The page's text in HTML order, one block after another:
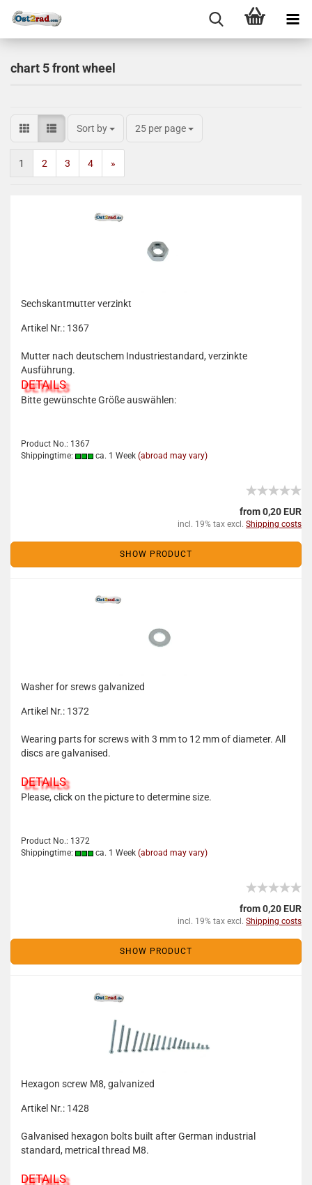
chart 5 front wheel
Sort by 25 per page
1 2 3 4 »
Sechskantmutter verzinkt
Artikel Nr.: 1367
Mutter nach deutschem Industriestandard, verzinkte
Ausführung.
DETAILS
Bitte gewünschte Größe auswählen:
Product No.: 1367
Shippingtime:
ca. 1 Week (abroad may vary)
from 0,20 EUR
incl. 19% tax excl. Shipping costs
SHOW PRODUCT
Washer for srews galvanized
Artikel Nr.: 1372
Wearing parts for screws with 3 mm to 12 mm of diameter. All
discs are galvanised.
DETAILS
Please, click on the picture to determine size.
Product No.: 1372
Shippingtime:
ca. 1 Week (abroad may vary)
from 0,20 EUR
incl. 19% tax excl. Shipping costs
SHOW PRODUCT
Hexagon screw M8, galvanized
Artikel Nr.: 1428
Galvanised hexagon bolts built after German industrial
standard, metrical thread M8.
DETAILS